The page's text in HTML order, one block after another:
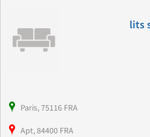
lits
Paris, 75116 FRA
Apt, 84400 FRA